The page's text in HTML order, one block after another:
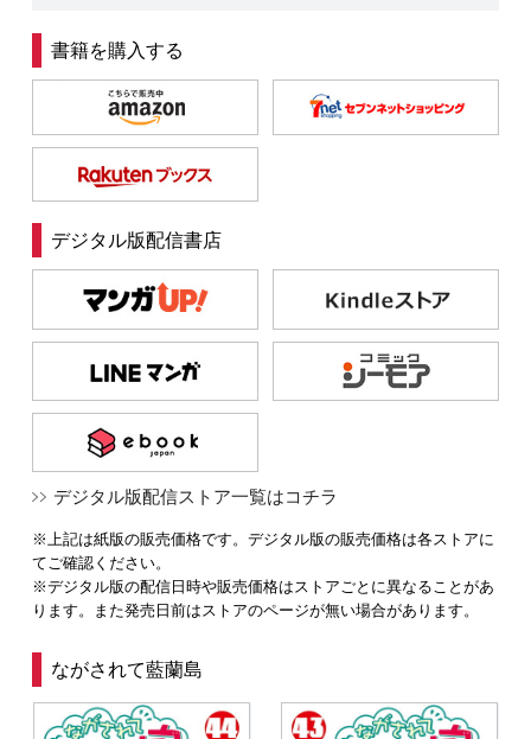
書籍を購入する
デジタル版配信書店
デジタル版配信ストア一覧はコチラ
※上記は紙版の販売価格です。デジタル版の販売価格は各ストアに
てご確認ください。
※デジタル版の配信日時や販売価格はストアごとに異なることがあ
ります。また発売日前はストアのページが無い場合があります。
ながされて藍蘭島